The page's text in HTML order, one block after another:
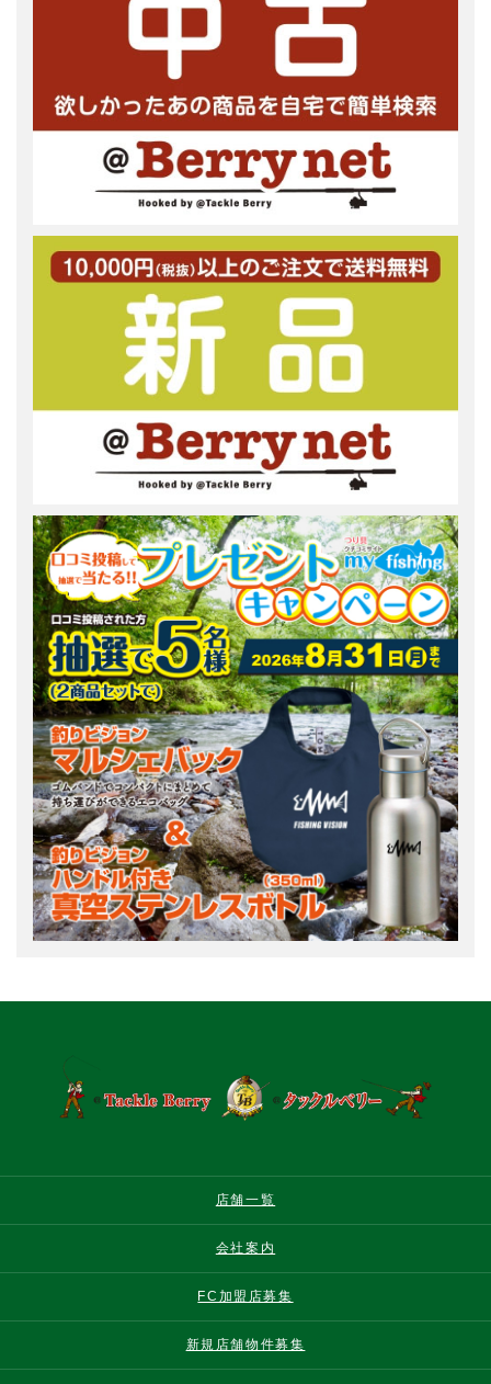
店舗一覧
会社案内
FC加盟店募集
新規店舗物件募集